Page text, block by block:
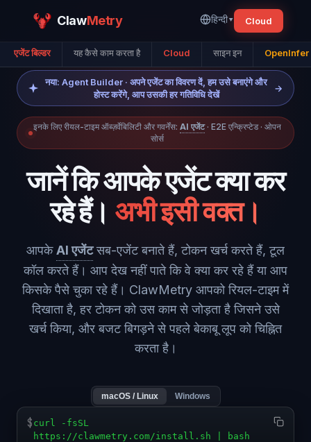
ClawMetry हिन्दी▾ Cloud
एजेंट बिल्डर यह कैसे काम करता है Cloud साइन इन OpenInfer
नया: Agent Builder · अपने एजेंट का विवरण दें, हम उसे बनाएंगे और
होस्ट करेंगे, आप उसकी हर गतिविधि देखें
→
इनके लिए रीयल-टाइम ऑब्ज़र्वेबिलिटी और गवर्नेंस: AI एजेंट · E2E एन्क्रिप्टेड · ओपन
सोर्स
जानें कि आपके एजेंट क्या कर
रहे हैं। अभी इसी वक्त।
आपके AI एजेंट सब-एजेंट बनाते हैं, टोकन खर्च करते हैं, टूल
कॉल करते हैं। आप देख नहीं पाते कि वे क्या कर रहे हैं या आप
किसके पैसे चुका रहे हैं। ClawMetry आपको रियल-टाइम में
दिखाता है, हर टोकन को उस काम से जोड़ता है जिसने उसे
खर्च किया, और बजट बिगड़ने से पहले बेकाबू लूप को चिह्नित
करता है।
macOS / Linux Windows
$ curl -fsSL
https://clawmetry.com/install.sh | bash